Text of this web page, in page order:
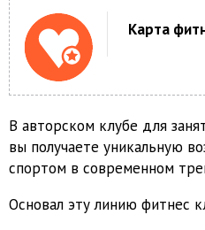
Карта
В авторском клубе для
вы получаете уникальную
спортом в современном
Основал эту линию фитнес